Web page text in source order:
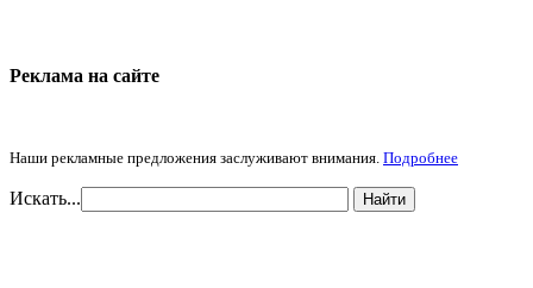
Реклама на cайте
Наши рекламные предложения заслуживают внимания. Подробнее
Искать... Найти